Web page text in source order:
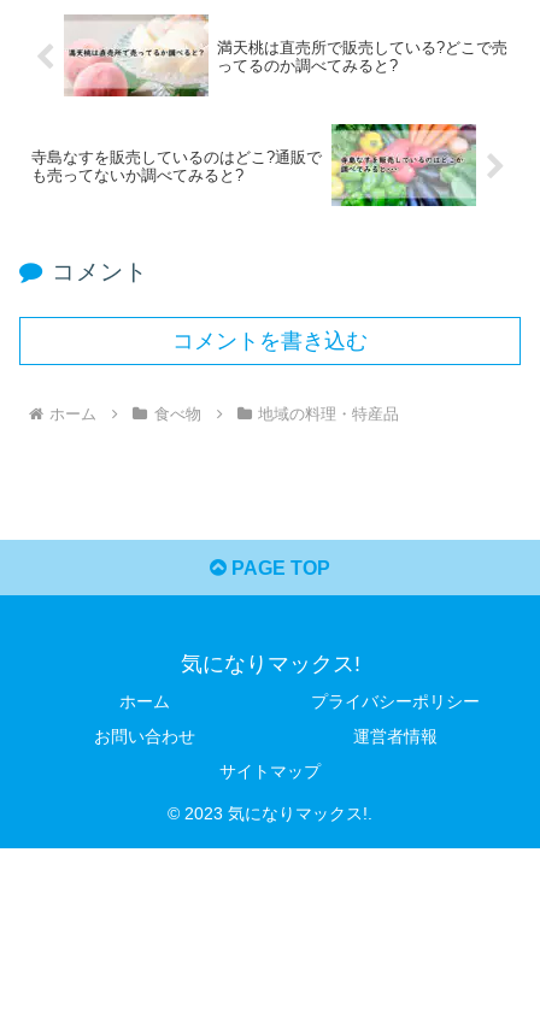
満天桃は直売所で販売している?どこで売
ってるのか調べてみると?
寺島なすを販売しているのはどこ?通販で
も売ってないか調べてみると?
コメント
コメントを書き込む
ホーム 食べ物 地域の料理・特産品
PAGE TOP
気になりマックス!
ホーム
プライバシーポリシー
お問い合わせ
運営者情報
サイトマップ
© 2023 気になりマックス!.